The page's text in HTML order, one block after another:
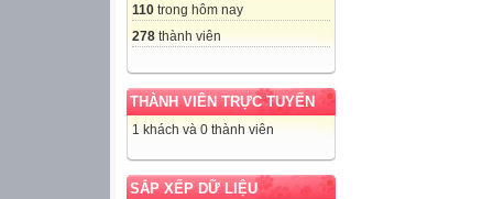
110 trong hôm nay
278 thành viên
THÀNH VIÊN TRỰC TUYẾN
1 khách và 0 thành viên
SẮP XẾP DỮ LIỆU